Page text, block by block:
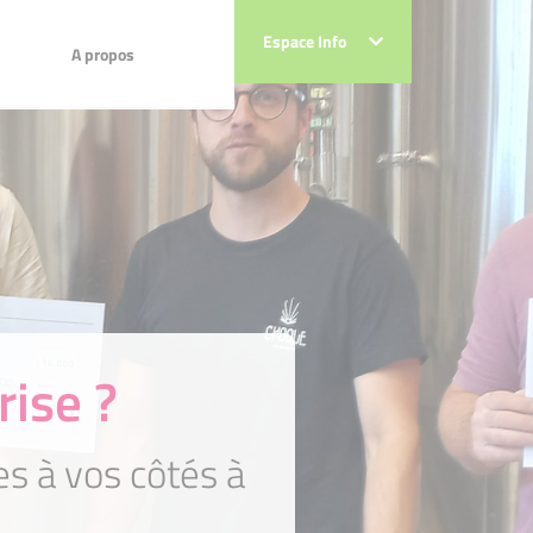
A propos
Espace Info
A propos Espace Info
?
à vos côtés à